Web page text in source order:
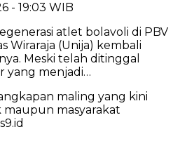
- 19:03 WIB
atlet bolavoli di PBV
Wiraraja (Unija) kembali
Meski telah ditinggal
yang menjadi…